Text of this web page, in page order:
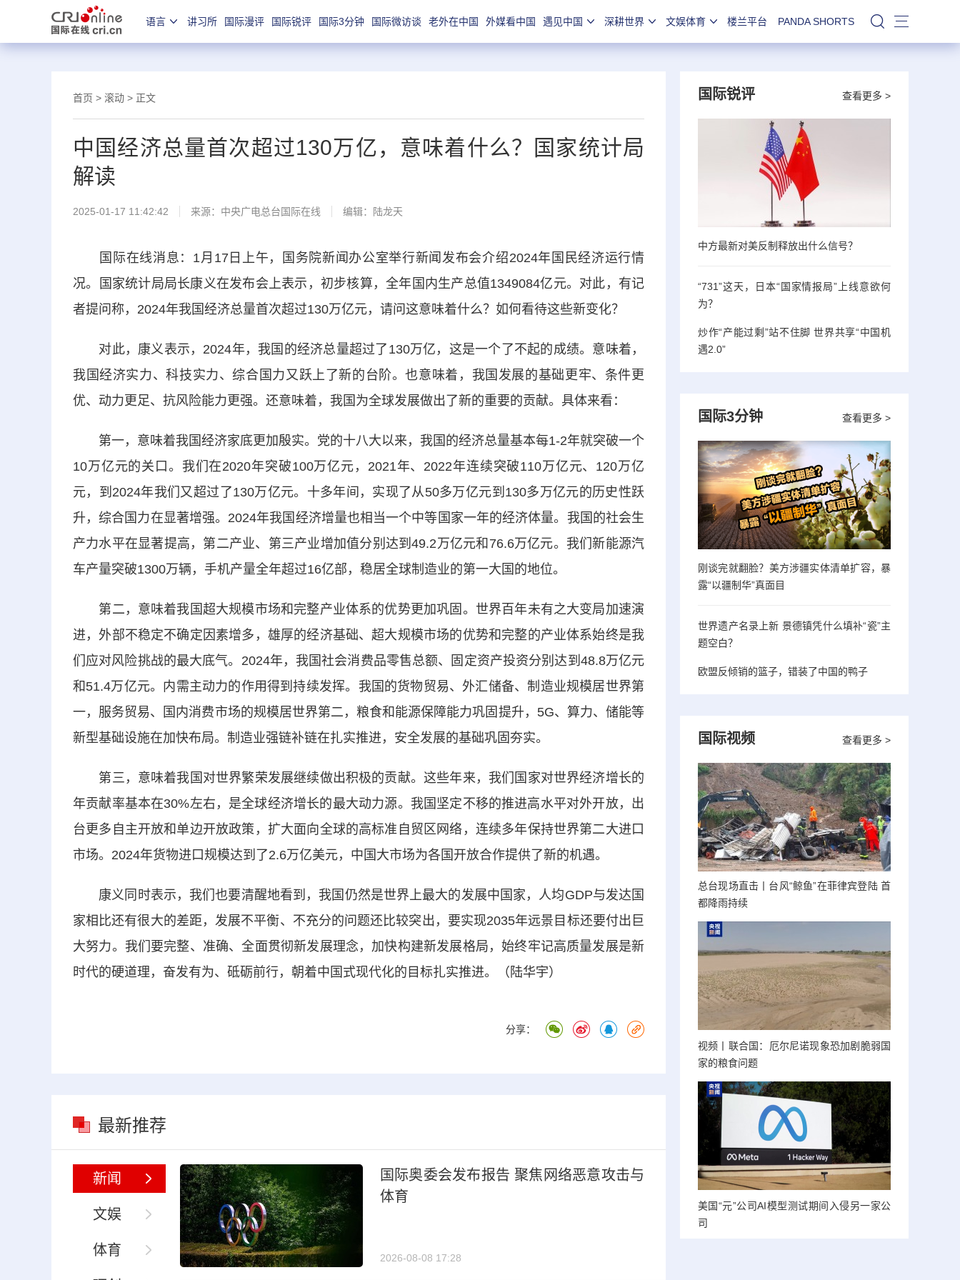
语言 讲习所 国际漫评 国际锐评 国际3分钟 国际微访谈 老外在中国 外媒看中国 遇见中国 深耕世界 文娱体育 楼兰平台 PANDA SHORTS 站内搜索
首页 > 滚动 > 正文
中国经济总量首次超过130万亿，意味着什么？国家统计局
解读
2025-01-17 11:42:42 来源：中央广电总台国际在线 编辑：陆龙天
国际在线消息：1月17日上午，国务院新闻办公室举行新闻发布会介绍2024年国民经济运行情
况。国家统计局局长康义在发布会上表示，初步核算，全年国内生产总值1349084亿元。对此，有记
者提问称，2024年我国经济总量首次超过130万亿元，请问这意味着什么？如何看待这些新变化？
对此，康义表示，2024年，我国的经济总量超过了130万亿，这是一个了不起的成绩。意味着，
我国经济实力、科技实力、综合国力又跃上了新的台阶。也意味着，我国发展的基础更牢、条件更
优、动力更足、抗风险能力更强。还意味着，我国为全球发展做出了新的重要的贡献。具体来看：
第一，意味着我国经济家底更加殷实。党的十八大以来，我国的经济总量基本每1-2年就突破一个
10万亿元的关口。我们在2020年突破100万亿元，2021年、2022年连续突破110万亿元、120万亿
元，到2024年我们又超过了130万亿元。十多年间，实现了从50多万亿元到130多万亿元的历史性跃
升，综合国力在显著增强。2024年我国经济增量也相当一个中等国家一年的经济体量。我国的社会生
产力水平在显著提高，第二产业、第三产业增加值分别达到49.2万亿元和76.6万亿元。我们新能源汽
车产量突破1300万辆，手机产量全年超过16亿部，稳居全球制造业的第一大国的地位。
第二，意味着我国超大规模市场和完整产业体系的优势更加巩固。世界百年未有之大变局加速演
进，外部不稳定不确定因素增多，雄厚的经济基础、超大规模市场的优势和完整的产业体系始终是我
们应对风险挑战的最大底气。2024年，我国社会消费品零售总额、固定资产投资分别达到48.8万亿元
和51.4万亿元。内需主动力的作用得到持续发挥。我国的货物贸易、外汇储备、制造业规模居世界第
一，服务贸易、国内消费市场的规模居世界第二，粮食和能源保障能力巩固提升，5G、算力、储能等
新型基础设施在加快布局。制造业强链补链在扎实推进，安全发展的基础巩固夯实。
第三，意味着我国对世界繁荣发展继续做出积极的贡献。这些年来，我们国家对世界经济增长的
年贡献率基本在30%左右，是全球经济增长的最大动力源。我国坚定不移的推进高水平对外开放，出
台更多自主开放和单边开放政策，扩大面向全球的高标准自贸区网络，连续多年保持世界第二大进口
市场。2024年货物进口规模达到了2.6万亿美元，中国大市场为各国开放合作提供了新的机遇。
康义同时表示，我们也要清醒地看到，我国仍然是世界上最大的发展中国家，人均GDP与发达国
家相比还有很大的差距，发展不平衡、不充分的问题还比较突出，要实现2035年远景目标还要付出巨
大努力。我们要完整、准确、全面贯彻新发展理念，加快构建新发展格局，始终牢记高质量发展是新
时代的硬道理，奋发有为、砥砺前行，朝着中国式现代化的目标扎实推进。（陆华宇）
分享：
最新推荐
新闻
文娱
体育
国际奥委会发布报告 聚焦网络恶意攻击与
体育
2026-08-08 17:28
查看更多 >
国际锐评
中方最新对美反制释放出什么信号？
“731”这天，日本“国家情报局”上线意欲何
为？
炒作“产能过剩”站不住脚 世界共享“中国机
遇2.0”
查看更多 >
国际3分钟
刚谈完就翻脸？美方涉疆实体清单扩容，暴
露“以疆制华”真面目
世界遗产名录上新 景德镇凭什么填补“瓷”主
题空白？
欧盟反倾销的篮子，错装了中国的鸭子
查看更多 >
国际视频
总台现场直击丨台风“鲸鱼”在菲律宾登陆 首
都降雨持续
视频丨联合国：厄尔尼诺现象恐加剧脆弱国
家的粮食问题
美国“元”公司AI模型测试期间入侵另一家公
司